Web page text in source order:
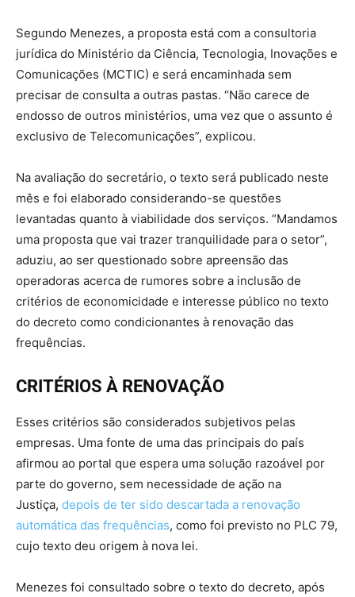
Segundo Menezes, a proposta está com a consultoria
jurídica do Ministério da Ciência, Tecnologia, Inovações e
Comunicações (MCTIC) e será encaminhada sem
precisar de consulta a outras pastas. “Não carece de
endosso de outros ministérios, uma vez que o assunto é
exclusivo de Telecomunicações”, explicou.
Na avaliação do secretário, o texto será publicado neste
mês e foi elaborado considerando-se questões
levantadas quanto à viabilidade dos serviços. “Mandamos
uma proposta que vai trazer tranquilidade para o setor”,
aduziu, ao ser questionado sobre apreensão das
operadoras acerca de rumores sobre a inclusão de
critérios de economicidade e interesse público no texto
do decreto como condicionantes à renovação das
frequências.
CRITÉRIOS À RENOVAÇÃO
Esses critérios são considerados subjetivos pelas
empresas. Uma fonte de uma das principais do país
afirmou ao portal que espera uma solução razoável por
parte do governo, sem necessidade de ação na
Justiça, depois de ter sido descartada a renovação
automática das frequências, como foi previsto no PLC 79,
cujo texto deu origem à nova lei.
Menezes foi consultado sobre o texto do decreto, após